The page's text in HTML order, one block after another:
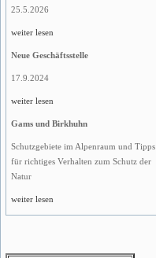
25.5.2026
weiter lesen
Neue Geschäftsstelle
17.9.2024
weiter lesen
Gams und Birkhuhn
Schutzgebiete im Alpenraum und Tipps
für richtiges Verhalten zum Schutz der
Natur
weiter lesen